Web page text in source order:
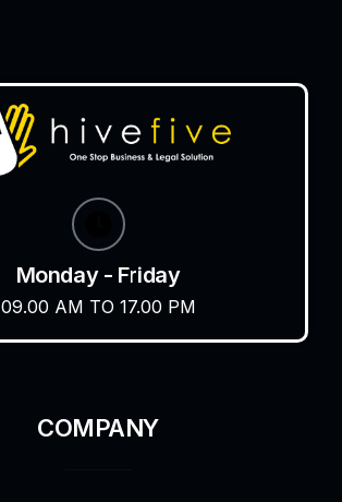
Monday - Friday
09.00 AM TO 17.00 PM
COMPANY